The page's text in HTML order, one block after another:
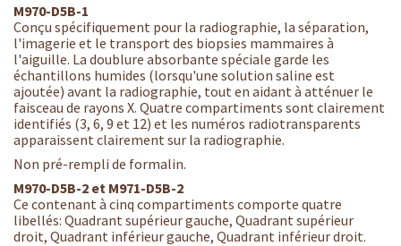
M970-D5B-1
Conçu spécifiquement pour la radiographie, la séparation,
l'imagerie et le transport des biopsies mammaires à
l'aiguille. La doublure absorbante spéciale garde les
échantillons humides (lorsqu'une solution saline est
ajoutée) avant la radiographie, tout en aidant à atténuer le
faisceau de rayons X. Quatre compartiments sont clairement
identifiés (3, 6, 9 et 12) et les numéros radiotransparents
apparaissent clairement sur la radiographie.
Non pré-rempli de formalin.
M970-D5B-2 et M971-D5B-2
Ce contenant à cinq compartiments comporte quatre
libellés: Quadrant supérieur gauche, Quadrant supérieur
droit, Quadrant inférieur gauche, Quadrant inférieur droit.